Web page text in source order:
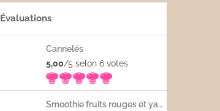
Évaluations
Cannelés
5,00/5 selon 6 votes
Smoothie fruits rouges et yaourt